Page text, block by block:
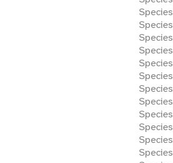
Species
Species
Species
Species
Species
Species
Species
Species
Species
Species
Species
Species